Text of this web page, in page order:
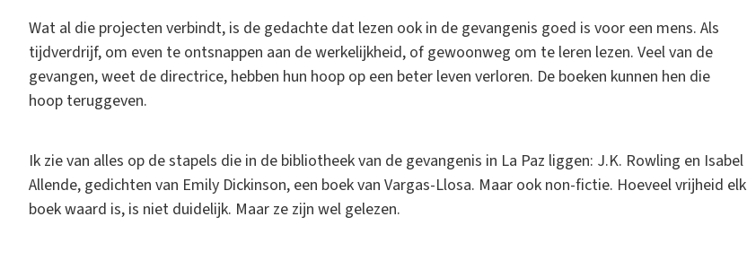
Wat al die projecten verbindt, is de gedachte dat lezen ook in de gevangenis goed is voor een mens. Als
tijdverdrijf, om even te ontsnappen aan de werkelijkheid, of gewoonweg om te leren lezen. Veel van de
gevangen, weet de directrice, hebben hun hoop op een beter leven verloren. De boeken kunnen hen die
hoop teruggeven.
Ik zie van alles op de stapels die in de bibliotheek van de gevangenis in La Paz liggen: J.K. Rowling en Isabel
Allende, gedichten van Emily Dickinson, een boek van Vargas-Llosa. Maar ook non-fictie. Hoeveel vrijheid elk
boek waard is, is niet duidelijk. Maar ze zijn wel gelezen.